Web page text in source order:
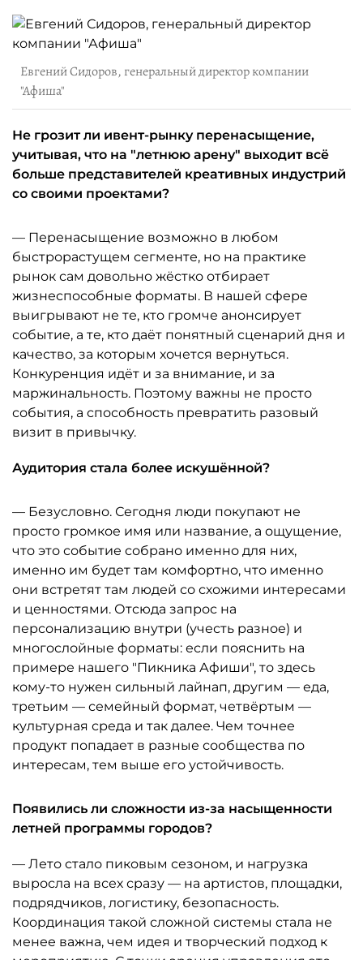
Евгений Сидоров, генеральный директор компании
"Афиша"
Не грозит ли ивент-рынку перенасыщение,
учитывая, что на "летнюю арену" выходит всё
больше представителей креативных индустрий
со своими проектами?
— Перенасыщение возможно в любом
быстрорастущем сегменте, но на практике
рынок сам довольно жёстко отбирает
жизнеспособные форматы. В нашей сфере
выигрывают не те, кто громче анонсирует
событие, а те, кто даёт понятный сценарий дня и
качество, за которым хочется вернуться.
Конкуренция идёт и за внимание, и за
маржинальность. Поэтому важны не просто
события, а способность превратить разовый
визит в привычку.
Аудитория стала более искушённой?
— Безусловно. Сегодня люди покупают не
просто громкое имя или название, а ощущение,
что это событие собрано именно для них,
именно им будет там комфортно, что именно
они встретят там людей со схожими интересами
и ценностями. Отсюда запрос на
персонализацию внутри (учесть разное) и
многослойные форматы: если пояснить на
примере нашего "Пикника Афиши", то здесь
кому-то нужен сильный лайнап, другим — еда,
третьим — семейный формат, четвёртым —
культурная среда и так далее. Чем точнее
продукт попадает в разные сообщества по
интересам, тем выше его устойчивость.
Появились ли сложности из-за насыщенности
летней программы городов?
— Лето стало пиковым сезоном, и нагрузка
выросла на всех сразу — на артистов, площадки,
подрядчиков, логистику, безопасность.
Координация такой сложной системы стала не
менее важна, чем идея и творческий подход к